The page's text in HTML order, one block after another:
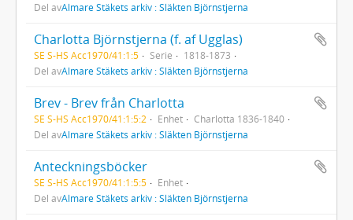
Del avAlmare Stäkets arkiv : Släkten Björnstjerna
Charlotta Björnstjerna (f. af Ugglas)
SE S-HS Acc1970/41:1:5 Serie
1818-1873
Del avAlmare Stäkets arkiv : Släkten Björnstjerna
Brev - Brev från Charlotta
SE S-HS Acc1970/41:1:5:2 Enhet
Charlotta 1836-1840
Del avAlmare Stäkets arkiv : Släkten Björnstjerna
Anteckningsböcker
SE S-HS Acc1970/41:1:5:5
Enhet
Del avAlmare Stäkets arkiv : Släkten Björnstjerna